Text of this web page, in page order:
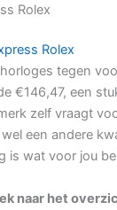
Rolex
tegen
€146,47, een
zelf vraagt
een andere
is wat voor jou
naar het